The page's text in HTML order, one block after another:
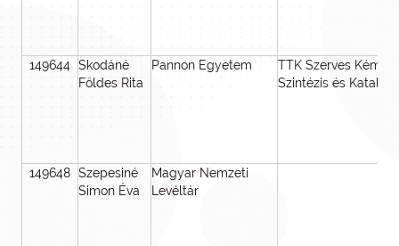
149644 Skodáné
Földes Rita
Pannon Egyetem
TTK Szerves Kémia
Szintézis és Katalízis
149648 Szepesiné
Simon Éva
Magyar Nemzeti
Levéltár